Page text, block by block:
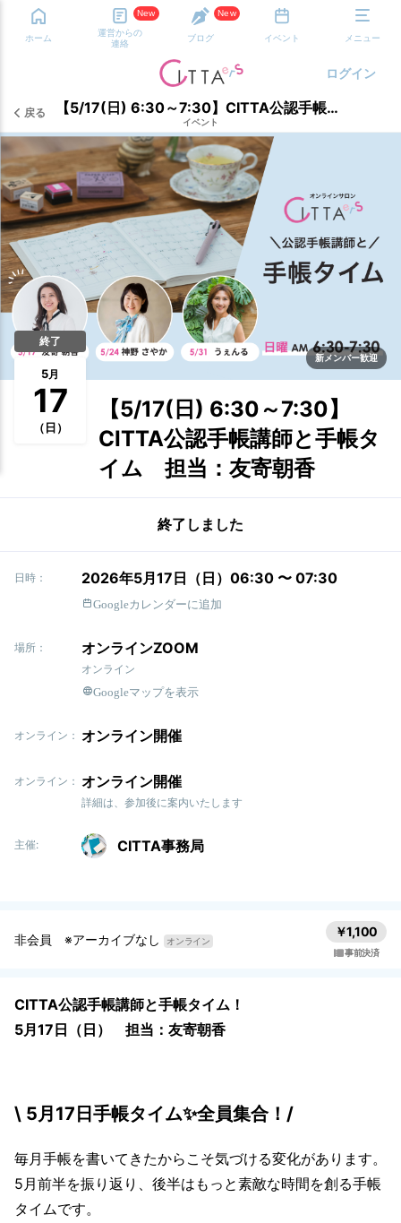
ホーム
New
運営からの
連絡
New
ブログ イベント メニュー
ログイン
戻る 【5/17(日) 6:30～7:30】CITTA公認手帳講師と手帳タイム 担当：友寄朝香
イベント
新メンバー歓迎
終了
5月
17
（日）
【5/17(日) 6:30～7:30】
CITTA公認手帳講師と手帳タ
イム 担当：友寄朝香
終了しました
日時： 2026年5月17日（日）06:30 〜 07:30
Googleカレンダーに追加
場所： オンラインZOOM
オンライン
Googleマップを表示
オンライン： オンライン開催
オンライン： オンライン開催
詳細は、参加後に案内いたします
主催: CITTA事務局
非会員 ※アーカイブなし オンライン
￥1,100
事前決済
CITTA公認手帳講師と手帳タイム！
5月17日（日） 担当：友寄朝香
\ 5月17日手帳タイム✨全員集合！/
毎月手帳を書いてきたからこそ気づける変化があります。
5月前半を振り返り、後半はもっと素敵な時間を創る手帳
タイムです。